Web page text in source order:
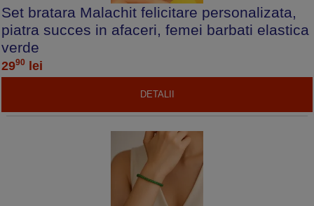
Set bratara Malachit felicitare personalizata,
piatra succes in afaceri, femei barbati elastica
verde
2990 lei
DETALII